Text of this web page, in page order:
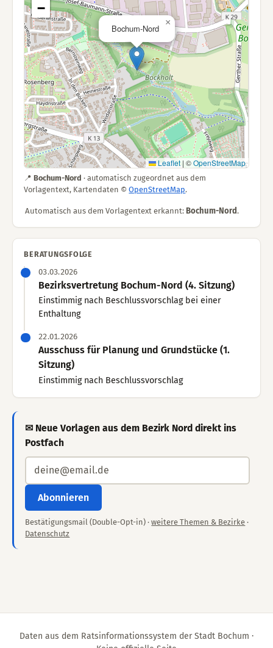
Bochum-Nord
×
−
Leaflet | ©OpenStreetMap
📍Bochum-Nord · automatisch zugeordnet aus dem
Vorlagentext, Kartendaten ©OpenStreetMap.
Automatisch aus dem Vorlagentext erkannt: Bochum-Nord .
BERATUNGSFOLGE
03.03.2026
Bezirksvertretung Bochum-Nord (4. Sitzung)
Einstimmig nach Beschlussvorschlag bei einer
Enthaltung
22.01.2026
Ausschuss für Planung und Grundstücke (1.
Sitzung)
Einstimmig nach Beschlussvorschlag
✉ Neue Vorlagen aus dem Bezirk Nord direkt ins
Postfach
Abonnieren
Bestätigungsmail (Double-Opt-in) ·weitere Themen & Bezirke ·
Datenschutz
Daten aus dem Ratsinformationssystem der Stadt Bochum ·